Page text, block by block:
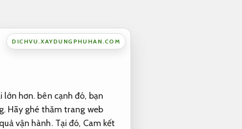
DICHVU.XAYDUNGPHUHAN.COM
hơn. bên cạnh đó, bạn
Hãy ghé thăm trang web
vận hành. Tại đó, Cam kết